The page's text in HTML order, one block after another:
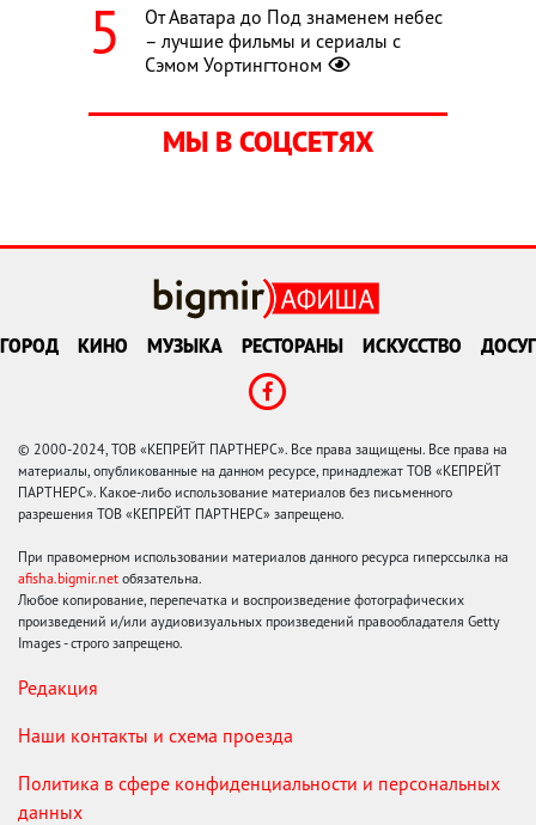
От Аватара до Под знаменем небес
– лучшие фильмы и сериалы с
Сэмом Уортингтоном
МЫ В СОЦСЕТЯХ
ГОРОД КИНО МУЗЫКА РЕСТОРАНЫ ИСКУССТВО ДОСУГ
© 2000-2024, ТОВ «КЕПРЕЙТ ПАРТНЕРС». Все права защищены. Все права на
материалы, опубликованные на данном ресурсе, принадлежат ТОВ «КЕПРЕЙТ
ПАРТНЕРС». Какое-либо использование материалов без письменного
разрешения ТОВ «КЕПРЕЙТ ПАРТНЕРС» запрещено.
При правомерном использовании материалов данного ресурса гиперссылка на
afisha.bigmir.net обязательна.
Любое копирование, перепечатка и воспроизведение фотографических
произведений и/или аудиовизуальных произведений правообладателя Getty
Images - строго запрещено.
Редакция
Наши контакты и схема проезда
Политика в сфере конфиденциальности и персональных
данных